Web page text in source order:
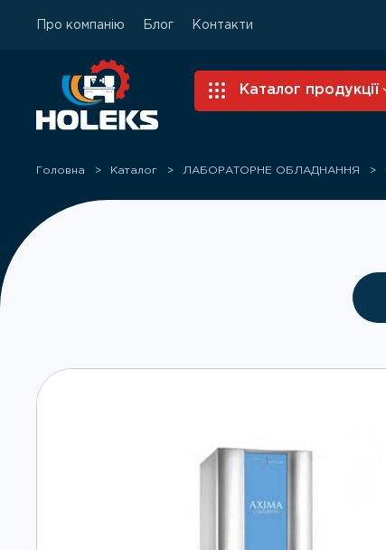
Про компанію Блог Контакти
Каталог продукції
Головна Каталог ЛАБОРАТОРНЕ ОБЛАДНАННЯ